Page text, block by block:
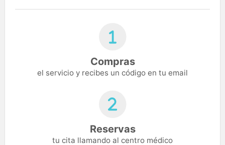
Compras
el servicio y recibes un código en tu email
Reservas
tu cita llamando al centro médico